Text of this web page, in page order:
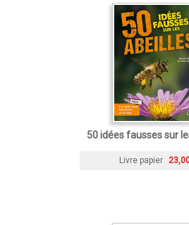
50 idées fausses sur
Livre papier